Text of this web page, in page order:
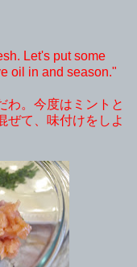
Let's put some
oil in and season."
わ。今度はミントと
ぜて、味付けをしよ